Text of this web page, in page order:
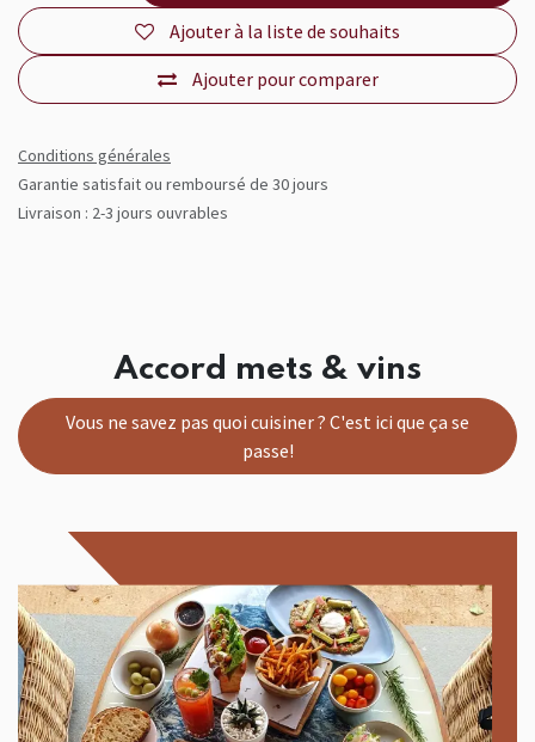
Ajouter pour comparer
Ajouter à la liste de souhaits
Conditions générales
Garantie satisfait ou remboursé de 30 jours
Livraison : 2-3 jours ouvrables
Accord mets & vins
Vous ne savez pas quoi cuisiner ? C'est ici que ça se
passe!